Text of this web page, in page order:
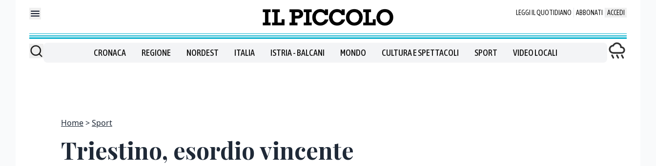
LEGGI IL QUOTIDIANO ABBONATI ACCEDI
CRONACA REGIONE NORDEST ITALIA ISTRIA - BALCANI MONDO CULTURA E SPETTACOLI SPORT VIDEO LOCALI
Home Sport
Triestino, esordio vincente